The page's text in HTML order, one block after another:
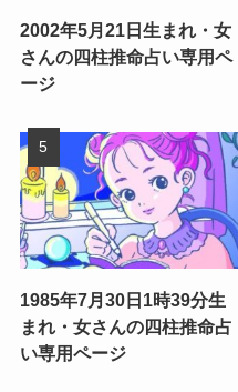
2002年5月21日生まれ・女
さんの四柱推命占い専用ペ
ージ
1985年7月30日1時39分生
まれ・女さんの四柱推命占
い専用ページ